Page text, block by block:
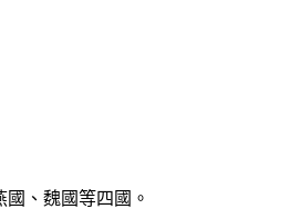
、魏國等四國。